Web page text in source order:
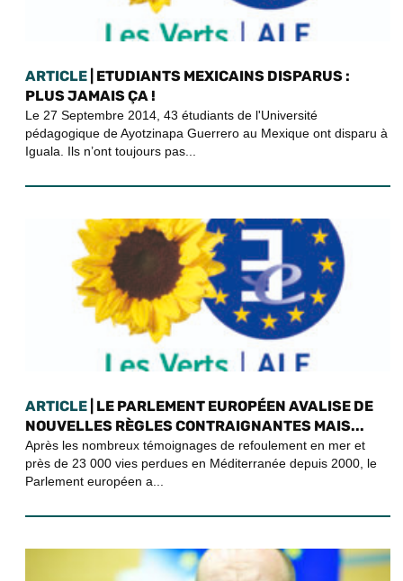
ARTICLE | ETUDIANTS MEXICAINS DISPARUS :
PLUS JAMAIS ÇA !
Le 27 Septembre 2014, 43 étudiants de l'Université
pédagogique de Ayotzinapa Guerrero au Mexique ont disparu à
Iguala. Ils n’ont toujours pas...
ARTICLE | LE PARLEMENT EUROPÉEN AVALISE DE
NOUVELLES RÈGLES CONTRAIGNANTES MAIS...
Après les nombreux témoignages de refoulement en mer et
près de 23 000 vies perdues en Méditerranée depuis 2000, le
Parlement européen a...